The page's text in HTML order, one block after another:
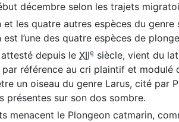
décembre selon les trajets
les quatre autres espèces du
l’une des quatre espèces de
depuis le XIIe siècle, vient du
référence au cri plaintif et
un oiseau du genre Larus, cité par
présentes sur son dos sombre.
menacent le Plongeon catmarin,